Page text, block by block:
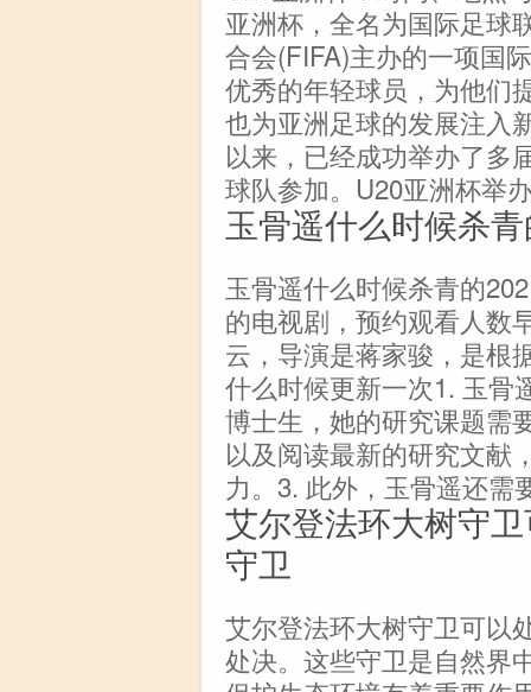
亚洲杯，全名为国际足球
合会(FIFA)主办的一项国
优秀的年轻球员，为他们
也为亚洲足球的发展注入
以来，已经成功举办了多
球队参加。U20亚洲杯举
玉骨遥什么时候杀
玉骨遥什么时候杀青的
的电视剧，预约观看人数
云，导演是蒋家骏，是根
什么时候更新一次1. 玉骨
博士生，她的研究课题需
以及阅读最新的研究文献
力。3. 此外，玉骨遥还需
艾尔登法环大树守
守卫
艾尔登法环大树守卫可以
处决。这些守卫是自然界